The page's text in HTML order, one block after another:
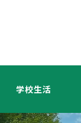
学校生活